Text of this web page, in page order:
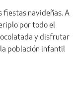
fiestas navideñas. A
por todo el
y disfrutar
población infantil